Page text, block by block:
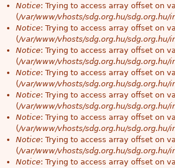
Notice: Trying to access array offset on
(/var/www/vhosts/sdg.org.hu/sdg.org.hu/
Notice: Trying to access array offset on
(/var/www/vhosts/sdg.org.hu/sdg.org.hu/
Notice: Trying to access array offset on
(/var/www/vhosts/sdg.org.hu/sdg.org.hu/
Notice: Trying to access array offset on
(/var/www/vhosts/sdg.org.hu/sdg.org.hu/
Notice: Trying to access array offset on
(/var/www/vhosts/sdg.org.hu/sdg.org.hu/
Notice: Trying to access array offset on
(/var/www/vhosts/sdg.org.hu/sdg.org.hu/
Notice: Trying to access array offset on
(/var/www/vhosts/sdg.org.hu/sdg.org.hu/
Notice: Trying to access array offset on